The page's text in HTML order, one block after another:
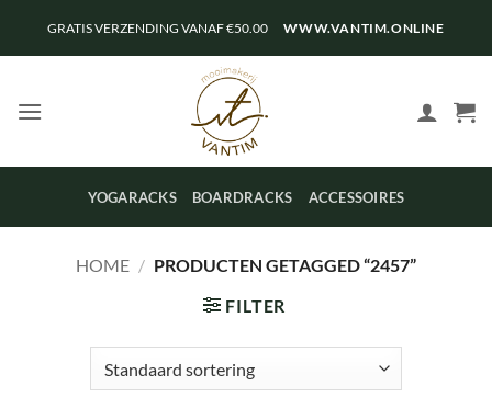
GRATIS VERZENDING VANAF €50.00 WWW.VANTIM.ONLINE
YOGARACKS BOARDRACKS ACCESSOIRES
HOME / PRODUCTEN GETAGGED “2457”
FILTER